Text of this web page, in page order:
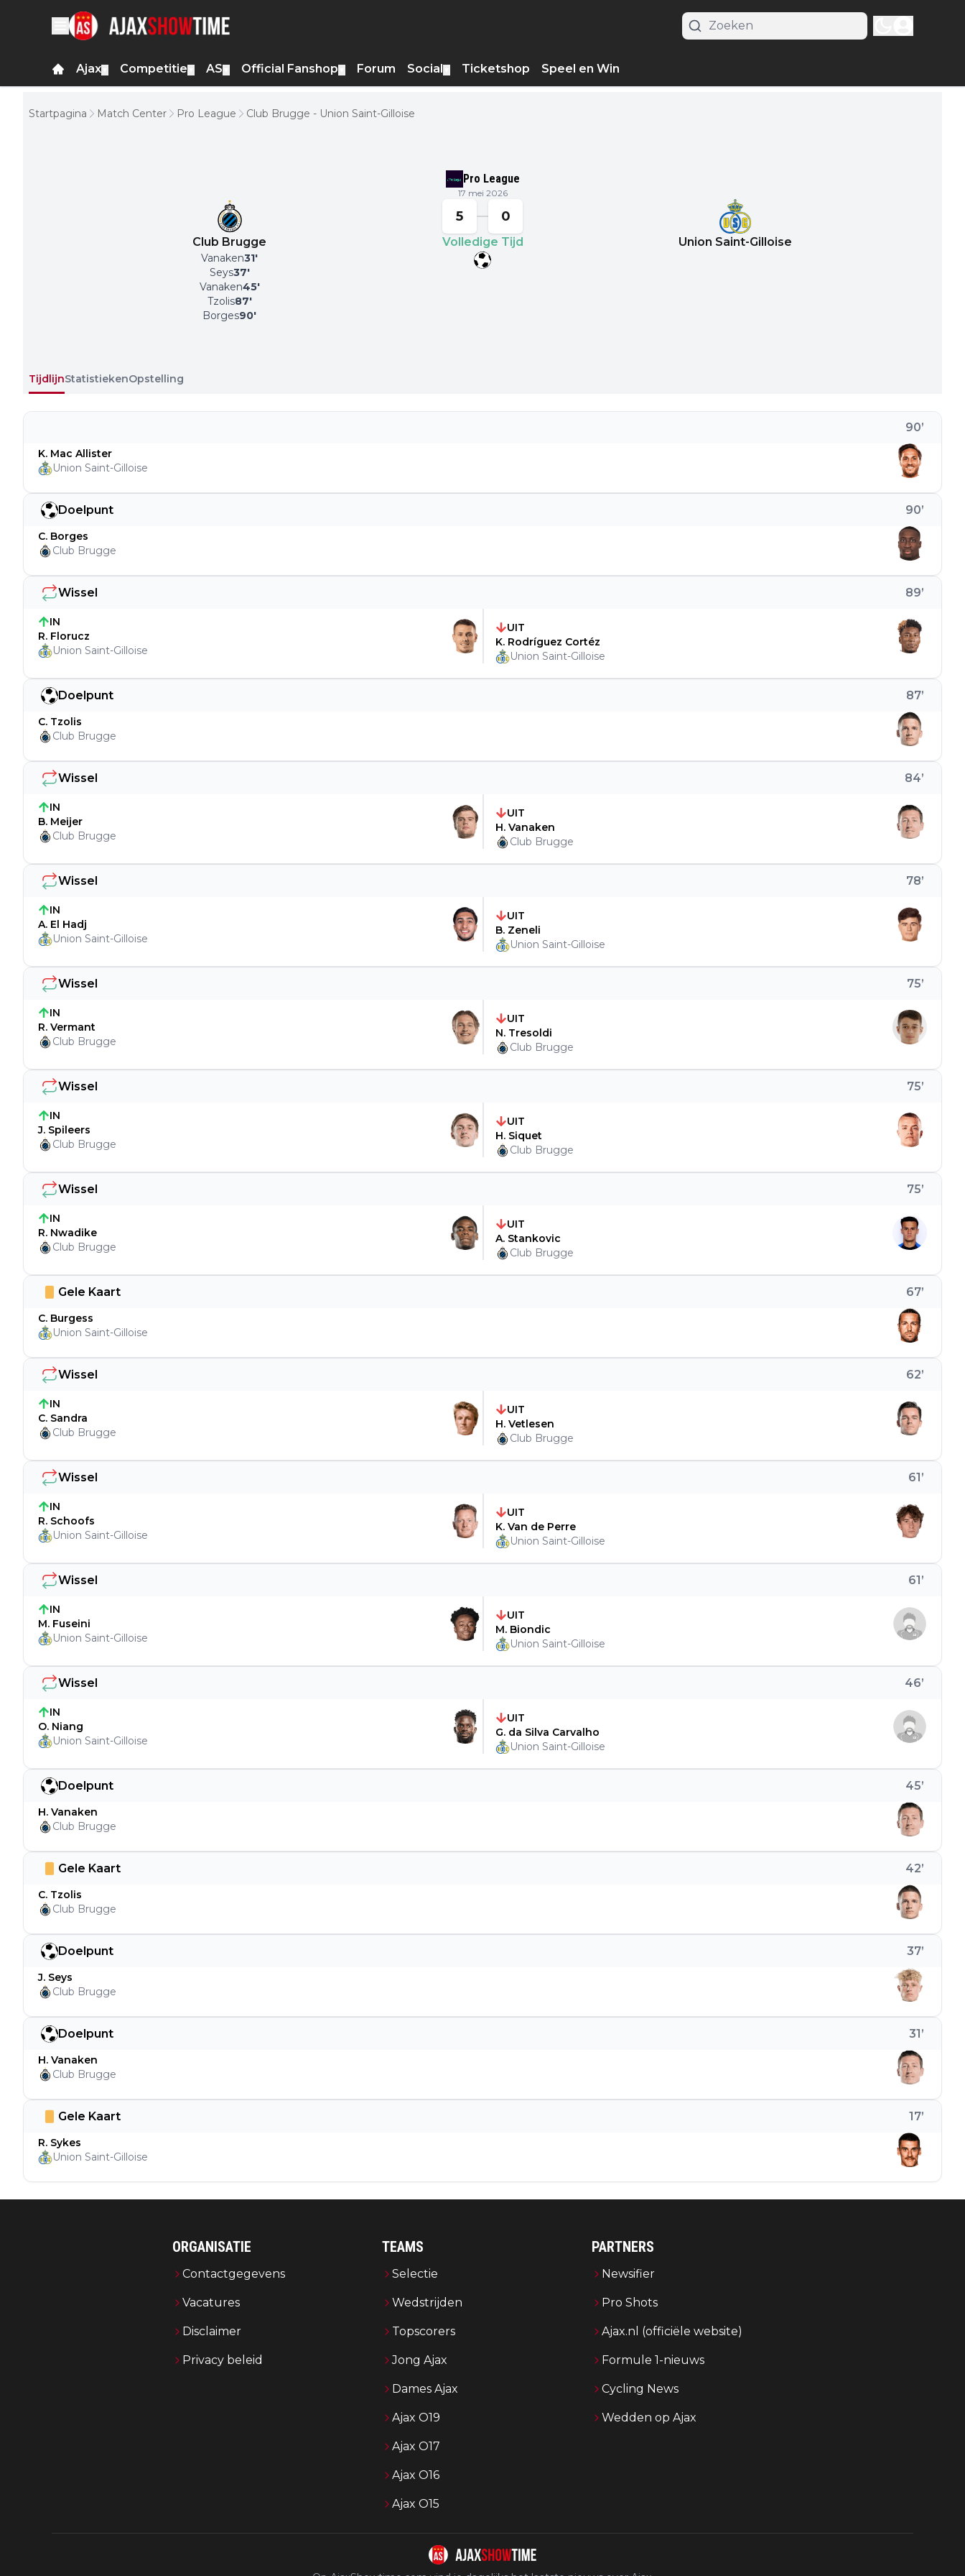
Ajax Competitie AS Official Fanshop Forum Social Ticketshop Speel en Win
Startpagina Match Center Pro League Club Brugge - Union Saint-Gilloise
Pro League
17 mei 2026
Club Brugge
Vanaken31'
Seys37'
Vanaken45'
Tzolis87'
Borges90'
5 0
Volledige Tijd Union Saint-Gilloise
TijdlijnStatistiekenOpstelling
Gele Kaart 17’
R. Sykes
Union Saint-Gilloise
Doelpunt 31’
H. Vanaken
Club Brugge
Doelpunt 37’
J. Seys
Club Brugge
Gele Kaart 42’
C. Tzolis
Club Brugge
Doelpunt 45’
H. Vanaken
Club Brugge
Wissel 46’
IN
O. Niang
Union Saint-Gilloise
UIT
G. da Silva Carvalho
Union Saint-Gilloise
Wissel 61’
IN
M. Fuseini
Union Saint-Gilloise
UIT
M. Biondic
Union Saint-Gilloise
Wissel 61’
IN
R. Schoofs
Union Saint-Gilloise
UIT
K. Van de Perre
Union Saint-Gilloise
Wissel 62’
IN
C. Sandra
Club Brugge
UIT
H. Vetlesen
Club Brugge
Gele Kaart 67’
C. Burgess
Union Saint-Gilloise
Wissel 75’
IN
R. Nwadike
Club Brugge
UIT
A. Stankovic
Club Brugge
Wissel 75’
IN
J. Spileers
Club Brugge
UIT
H. Siquet
Club Brugge
Wissel 75’
IN
R. Vermant
Club Brugge
UIT
N. Tresoldi
Club Brugge
Wissel 78’
IN
A. El Hadj
Union Saint-Gilloise
UIT
B. Zeneli
Union Saint-Gilloise
Wissel 84’
IN
B. Meijer
Club Brugge
UIT
H. Vanaken
Club Brugge
Doelpunt 87’
C. Tzolis
Club Brugge
Wissel 89’
IN
R. Florucz
Union Saint-Gilloise
UIT
K. Rodríguez Cortéz
Union Saint-Gilloise
Doelpunt 90’
C. Borges
Club Brugge
90’
K. Mac Allister
Union Saint-Gilloise
ORGANISATIE
Contactgegevens
Vacatures
Disclaimer
Privacy beleid
TEAMS
Selectie
Wedstrijden
Topscorers
Jong Ajax
Dames Ajax
Ajax O19
Ajax O17
Ajax O16
Ajax O15
PARTNERS
Newsifier
Pro Shots
Ajax.nl (officiële website)
Formule 1-nieuws
Cycling News
Wedden op Ajax